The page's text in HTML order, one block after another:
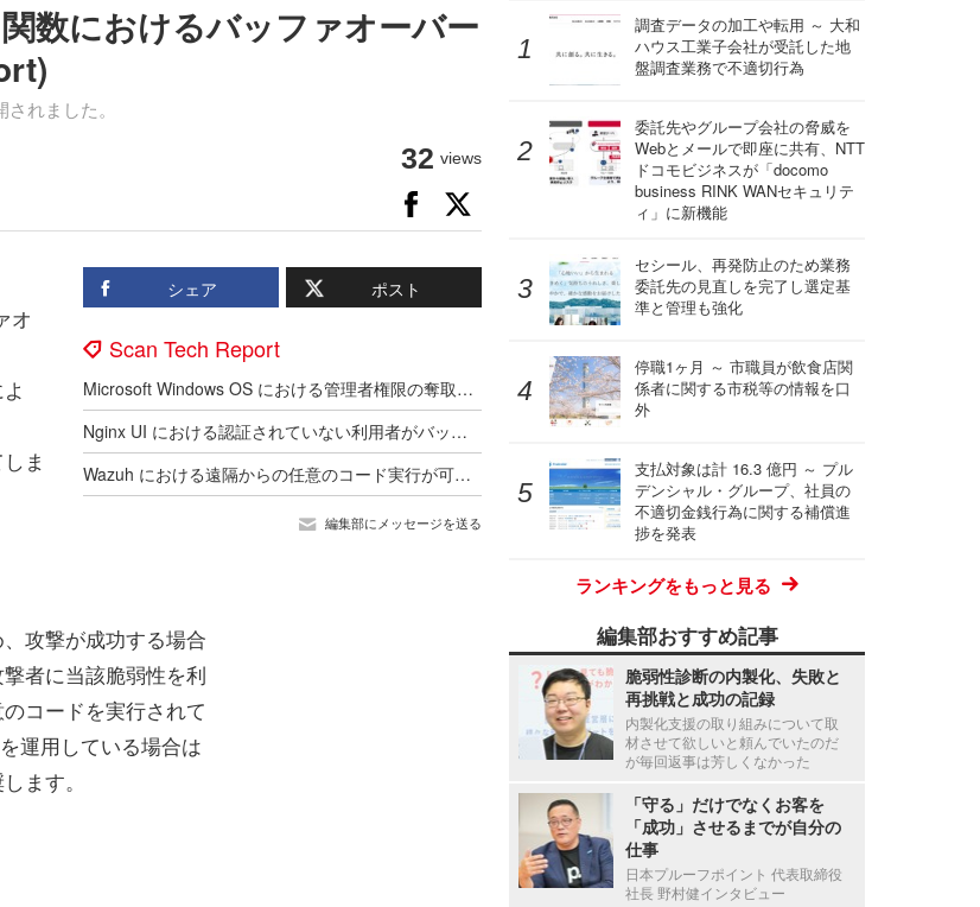
数におけるバッファオーバー
れました。
32 views
シェア ポスト
Scan Tech Report
Microsoft Windows OS における管理者権限の奪取につながる ATBroker.exe の特権動作での検証不備（Scan Tech Report）
Nginx UI における認証されていない利用者がバックアップファイルのダウンロードが可能となる脆弱性（Scan Tech Report）
Wazuh における遠隔からの任意のコード実行が可能となるシリアライズデータの検証不備（Scan Tech Report）
編集部にメッセージを送る
オ
ま
攻撃が成功する場合
者に当該脆弱性を利
コードを実行されて
運用している場合は
ます。
調査データの加工や転用 ～ 大和
ハウス工業子会社が受託した地
盤調査業務で不適切行為
委託先やグループ会社の脅威を
Webとメールで即座に共有、NTT
ドコモビジネスが「docomo
business RINK WANセキュリテ
ィ」に新機能
セシール、再発防止のため業務
委託先の見直しを完了し選定基
準と管理も強化
停職1ヶ月 ～ 市職員が飲食店関
係者に関する市税等の情報を口
外
支払対象は計 16.3 億円 ～ プル
デンシャル・グループ、社員の
不適切金銭行為に関する補償進
捗を発表
ランキングをもっと見る
編集部おすすめ記事
脆弱性診断の内製化、失敗と
再挑戦と成功の記録
内製化支援の取り組みについて取
材させて欲しいと頼んでいたのだ
が毎回返事は芳しくなかった
「守る」だけでなくお客を
「成功」させるまでが自分の
仕事
日本プルーフポイント 代表取締役
社長 野村健インタビュー